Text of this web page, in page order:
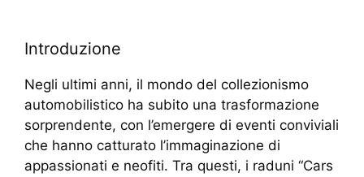
Introduzione
Negli ultimi anni, il mondo del collezionismo
automobilistico ha subito una trasformazione
sorprendente, con l’emergere di eventi conviviali
che hanno catturato l’immaginazione di
appassionati e neofiti. Tra questi, i raduni “Cars